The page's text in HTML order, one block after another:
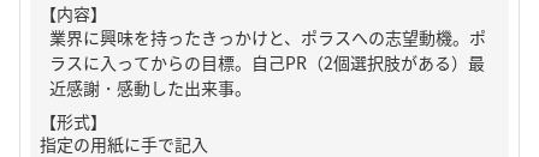
【内容】
業界に興味を持ったきっかけと、ポラスへの志望動機。ポ
ラスに入ってからの目標。自己PR（2個選択肢がある）最
近感謝・感動した出来事。
【形式】
指定の用紙に手で記入